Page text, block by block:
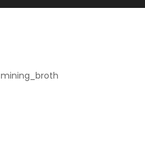
mining_broth